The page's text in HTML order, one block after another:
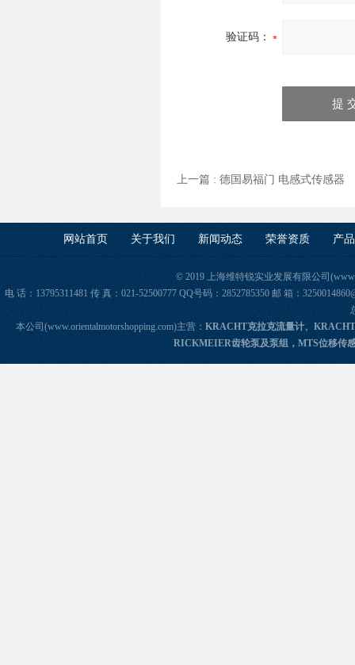
验证码：
上一篇 : 德国易福门 电感式传感器
网站首页 关于我们 新闻动态 荣誉资质 产
© 2019 上海维特锐实业发展有限公司
电 话：13795311481 传 真：021-52500777 QQ号码：2852785350 邮 箱：
本公司(www.orientalmotorshopping.com)主营： KRACHT克拉克流量计、
RICKMEIER齿轮泵及泵组，MTS位移传